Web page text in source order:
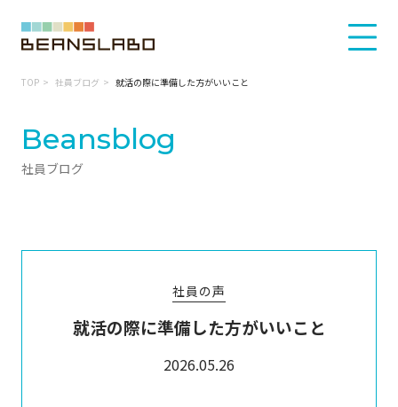
TOP 社員ブログ 就活の際に準備した方がいいこと
Beansblog
社員ブログ
社員の声
就活の際に準備した方がいいこと
2026.05.26